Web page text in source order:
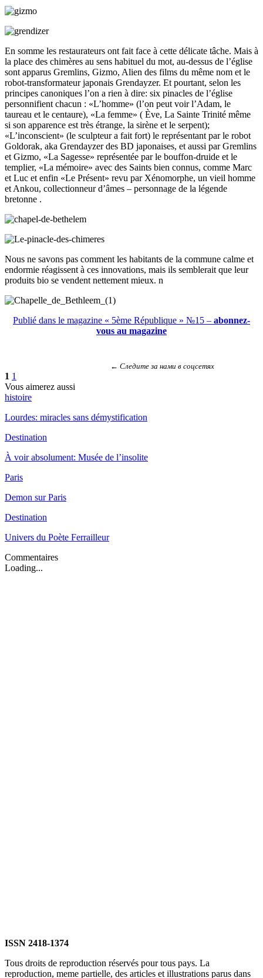
En somme les restaurateurs ont fait face à cette délicate tâche. Mais à
la place des chimères au sens habituel du mot, au-dessus de l’église
sont apparus Gremlins, Gizmo, Alien des films du même nom et le
robot-transformateur japonais Grendayzer. Et pourtant, selon les
principes canoniques l’on a rien à dire: six pinacles de l’église
personnifient chacun : «L’homme» (l’on peut voir l’Adam, le
taureau et le centaure), «La femme» ( Ève, La Sainte Trinité même
si son apparence est très étrange, la sirène et le serpent);
«L’inconscient» (le sculpteur a fait fort) le représentant par le robot
Goldorak, aka Grendayzer des BD japonaises, et aussi par Gremlins
et Gizmo, «La Sagesse» représentée par le bouffon-druide et le
templier, «La mémoire» avec des Saints bien connus, comme Marc
et Luc et enfin «Le Présent» revu par Xénomorphe, un vieil homme
et Ankou, collectionneur d’âmes – personnage de la légende
bretonne .
Nous ne savons pas comment les habitants de la commune calme et
endormie réagissent à ces innovations, mais ils semblerait que leur
produits bio se vendent nettement mieux. n
Publié dans le magazine « 5ème République » №15 – abonnez-
vous au magazine
← Следите за нами в соцсетях
1 1
Vous aimerez aussi
histoire
Lourdes: miracles sans démystification
Destination
À voir absolument: Musée de l’insolite
Paris
Demon sur Paris
Destination
Univers du Poète Ferrailleur
Commentaires
Loading...
ISSN 2418-1374
Tous droits de reproduction réservés pour tous pays. La
reproduction, meme partielle, des articles et illustrations parus dans